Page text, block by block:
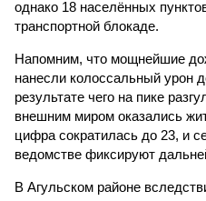
селом Буршаг, и возобновить
лишь к 17 июля.
В Гунибском районе на
Кумух» бурные потоки
пути к мостовому переходу, в
мира оказались отрезаны
пунктов. Ещё четыре посёлка
сообщения в Лакском